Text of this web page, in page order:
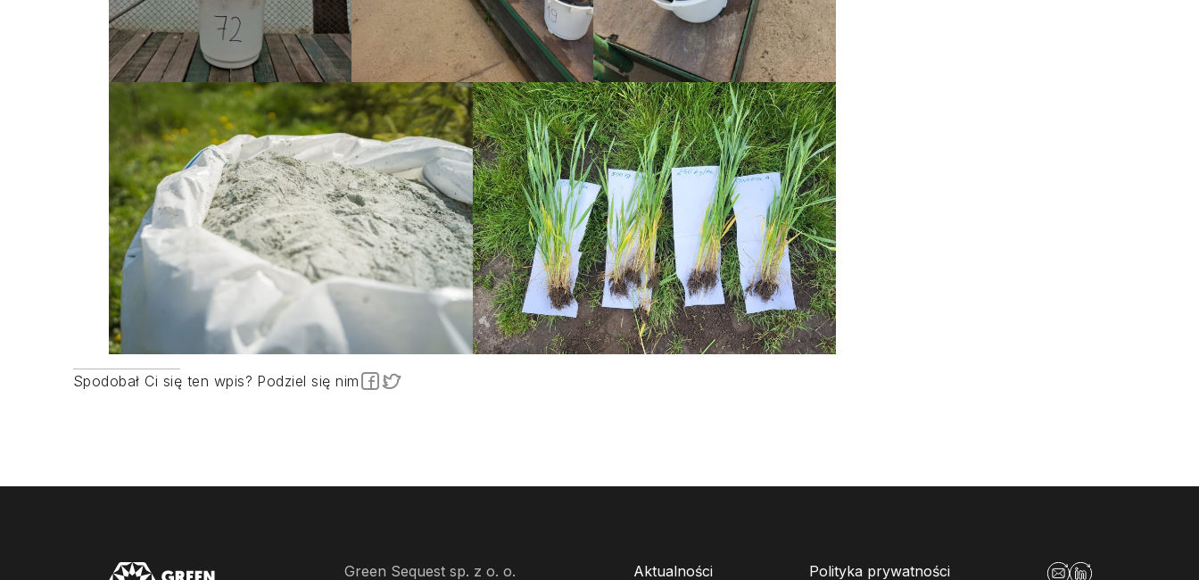
Spodobał Ci się ten wpis? Podziel się nim
Green Sequest sp. z o. o. Aktualności Polityka prywatności